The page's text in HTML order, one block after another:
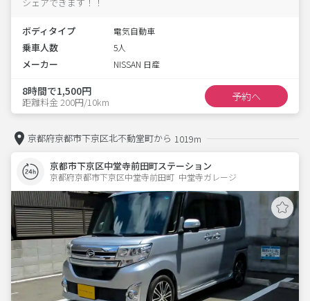
ボディタイプ 電気自動車
乗車人数 5人
メーカー NISSAN 日産
8時間で1,500円
距離料金 200円/10km 予約へ
京都府京都市下京区北不動堂町から 1019m
京都市下京区中堂寺前田町ステーション
京都府京都市下京区中堂寺前田町  中堂寺ガレージ